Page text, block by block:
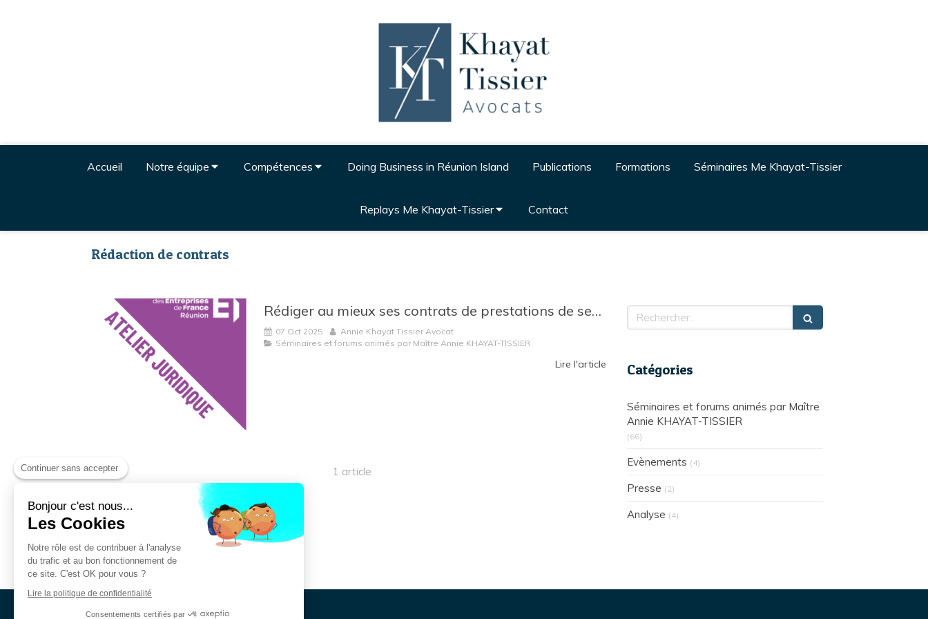
Accueil Notre équipe Compétences Doing Business in Réunion Island Publications Formations Séminaires Me Khayat-Tissier
Replays Me Khayat-Tissier Contact
Rédaction de contrats
Rédiger au mieux ses contrats de prestations de services : les clés pour sécuriser vos relations B2B
07 Oct 2025
Annie Khayat Tissier Avocat
Séminaires et forums animés par Maître Annie KHAYAT-TISSIER
Lire l'article
1 article
Rechercher
Catégories
Séminaires et forums animés par Maître
Annie KHAYAT-TISSIER
(66)
Evènements (4)
Presse (2)
Analyse (4)
Continuer sans accepter
Bonjour c'est nous...
Les Cookies
Notre rôle est de contribuer à l'analyse
du trafic et au bon fonctionnement de
ce site. C'est OK pour vous ?
Lire la politique de confidentialité
Consentements certifiés par